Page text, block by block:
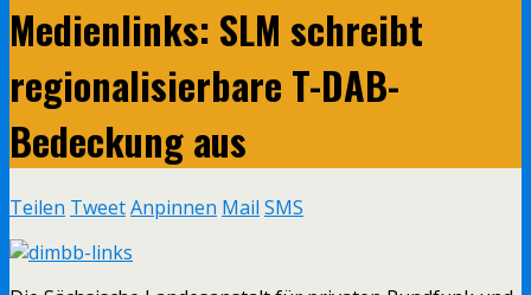
Medienlinks: SLM schreibt
regionalisierbare T-DAB-
Bedeckung aus
Teilen TweetAnpinnen Mail SMS